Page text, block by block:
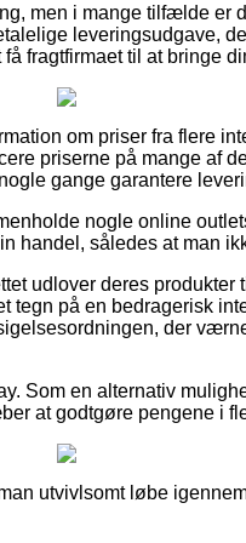
men i mange tilfælde er
leveringsudgave,
fragtfirmaet til at bringe
om priser fra flere
priserne på mange af
gange garantere
nogle online
handel, således at man
udlover deres produkter
på en bedragerisk
der
Som en alternativ
at godtgøre pengene i
utvivlsomt løbe